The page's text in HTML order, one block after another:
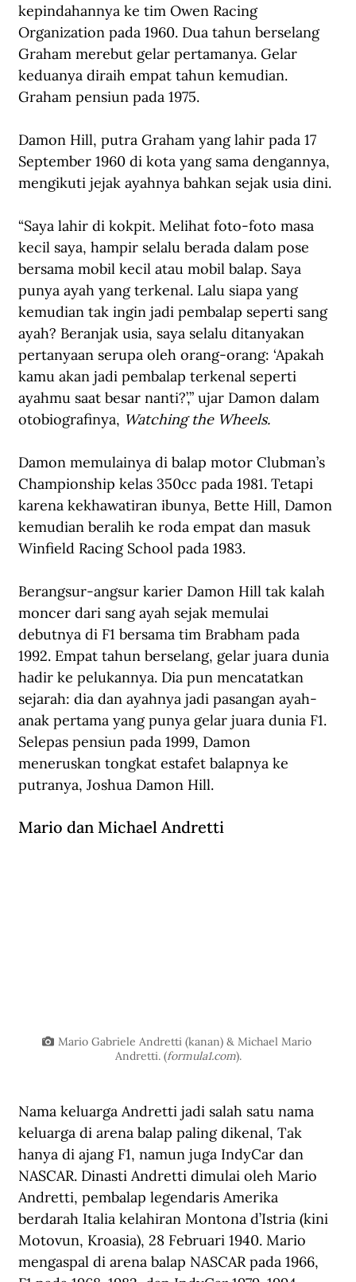
kepindahannya ke tim Owen Racing
Organization pada 1960. Dua tahun berselang
Graham merebut gelar pertamanya. Gelar
keduanya diraih empat tahun kemudian.
Graham pensiun pada 1975.
Damon Hill, putra Graham yang lahir pada 17
September 1960 di kota yang sama dengannya,
mengikuti jejak ayahnya bahkan sejak usia dini.
“Saya lahir di kokpit. Melihat foto-foto masa
kecil saya, hampir selalu berada dalam pose
bersama mobil kecil atau mobil balap. Saya
punya ayah yang terkenal. Lalu siapa yang
kemudian tak ingin jadi pembalap seperti sang
ayah? Beranjak usia, saya selalu ditanyakan
pertanyaan serupa oleh orang-orang: ‘Apakah
kamu akan jadi pembalap terkenal seperti
ayahmu saat besar nanti?’,” ujar Damon dalam
otobiografinya, Watching the Wheels.
Damon memulainya di balap motor Clubman’s
Championship kelas 350cc pada 1981. Tetapi
karena kekhawatiran ibunya, Bette Hill, Damon
kemudian beralih ke roda empat dan masuk
Winfield Racing School pada 1983.
Berangsur-angsur karier Damon Hill tak kalah
moncer dari sang ayah sejak memulai
debutnya di F1 bersama tim Brabham pada
1992. Empat tahun berselang, gelar juara dunia
hadir ke pelukannya. Dia pun mencatatkan
sejarah: dia dan ayahnya jadi pasangan ayah-
anak pertama yang punya gelar juara dunia F1.
Selepas pensiun pada 1999, Damon
meneruskan tongkat estafet balapnya ke
putranya, Joshua Damon Hill.
Mario dan Michael Andretti
Mario Gabriele Andretti (kanan) & Michael Mario
Andretti. (formula1.com).
Nama keluarga Andretti jadi salah satu nama
keluarga di arena balap paling dikenal, Tak
hanya di ajang F1, namun juga IndyCar dan
NASCAR. Dinasti Andretti dimulai oleh Mario
Andretti, pembalap legendaris Amerika
berdarah Italia kelahiran Montona d’Istria (kini
Motovun, Kroasia), 28 Februari 1940. Mario
mengaspal di arena balap NASCAR pada 1966,